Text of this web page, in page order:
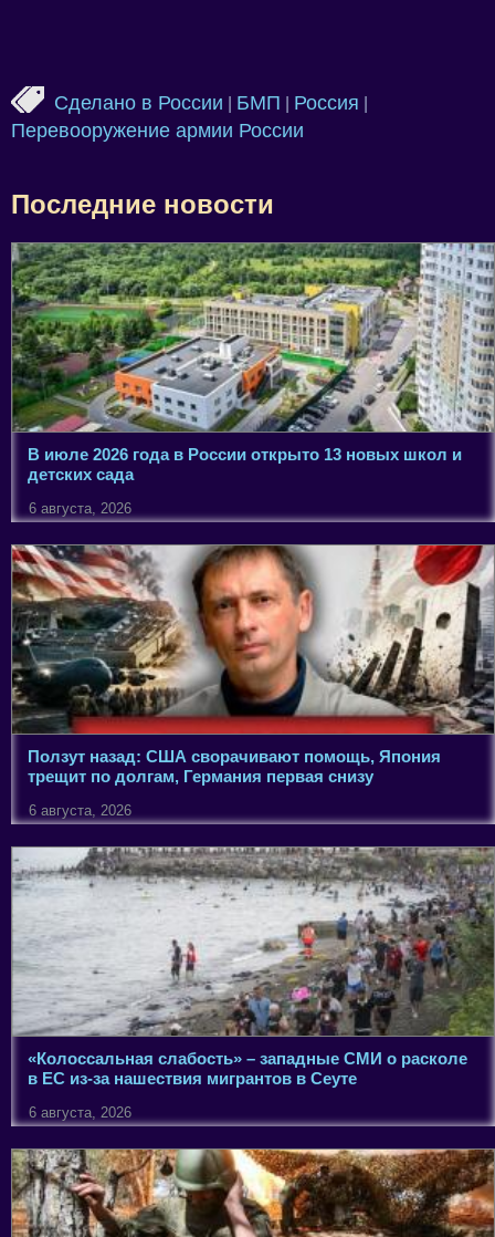
Сделано в России БМП Россия
Перевооружение армии России
Последние новости
В июле 2026 года в России открыто 13 новых школ и
детских сада
6 августа, 2026
Ползут назад: США сворачивают помощь, Япония
трещит по долгам, Германия первая снизу
6 августа, 2026
«Колоссальная слабость» – западные СМИ о расколе
в ЕС из-за нашествия мигрантов в Сеуте
6 августа, 2026